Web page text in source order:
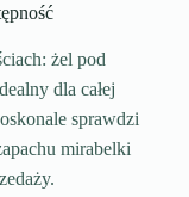
żel pod
dla całej
sprawdzi
mirabelki